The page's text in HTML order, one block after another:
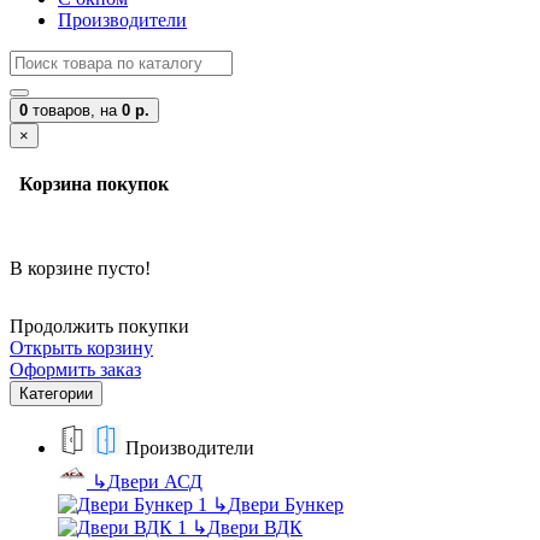
Производители
0 товаров, на 0 р.
×
Корзина покупок
В корзине пусто!
Продолжить покупки
Открыть корзину
Оформить заказ
Категории
Производители
↳Двери АСД
↳Двери Бункер
↳Двери ВДК